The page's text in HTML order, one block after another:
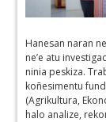
Hanesan naran
ne’e atu
ninia peskiza.
koñesimentu
(Agrikultura,
halo analize,